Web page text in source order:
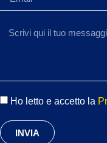
Ho letto e accetto la
INVIA